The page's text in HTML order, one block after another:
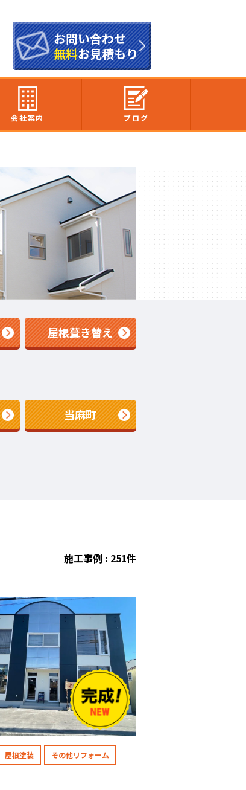
お問い合わせ
無料お見積もり
会社案内 ブログ
屋根葺き替え
当麻町
施工事例 : 251件
屋根塗装 その他リフォーム